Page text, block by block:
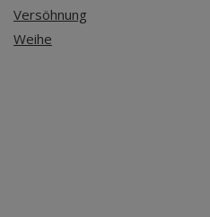
Versöhnung
Weihe